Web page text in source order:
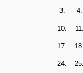
3. 4.
10. 11.
17. 18.
24. 25.